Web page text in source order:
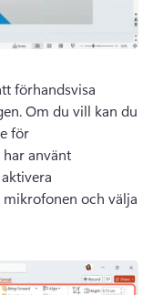
förhandsvisa
Om du vill kan du
för
använt
och välja